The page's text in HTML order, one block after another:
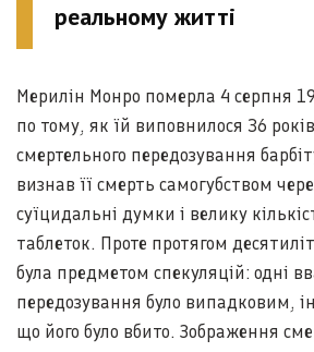
реальному житті
Мерилін Монро померла 4 серпня
по тому, як їй виповнилося 36
смертельного передозування
визнав її смерть самогубством
суїцидальні думки і велику
таблеток. Проте протягом
була предметом спекуляцій: одні
передозування було випадковим,
що його було вбито. Зображення